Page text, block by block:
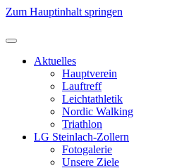
Zum Hauptinhalt springen
Aktuelles
Hauptverein
Lauftreff
Leichtathletik
Nordic Walking
Triathlon
LG Steinlach-Zollern
Fotogalerie
Unsere Ziele